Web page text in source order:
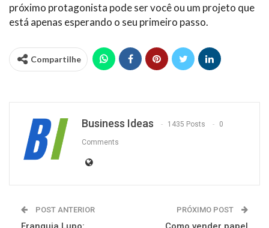
próximo protagonista pode ser você ou um projeto que
está apenas esperando o seu primeiro passo.
Compartilhe
Business Ideas 1435 Posts 0
Comments
POST ANTERIOR PRÓXIMO POST